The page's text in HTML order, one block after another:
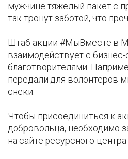
мужчине тяжелый пакет с
так тронут заботой, что
Штаб акции #МыВместе в
взаимодействует с
благотворителями.
передали для волонтеров
снеки.
Чтобы присоединиться к
добровольца, необходимо
на сайте ресурсного